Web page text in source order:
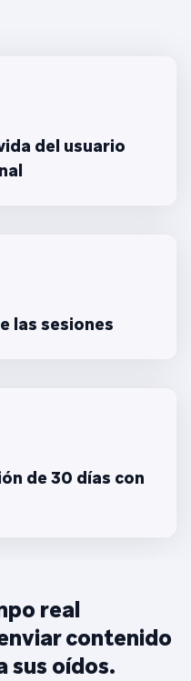
del usuario
las sesiones
de 30 días con
real
contenido
sus oídos.